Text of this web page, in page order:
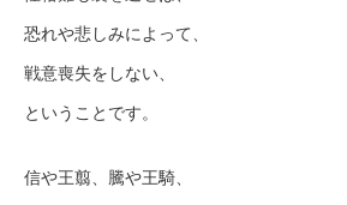
恐れや悲しみによって、
戦意喪失をしない、
ということです。
信や王翦、騰や王騎、